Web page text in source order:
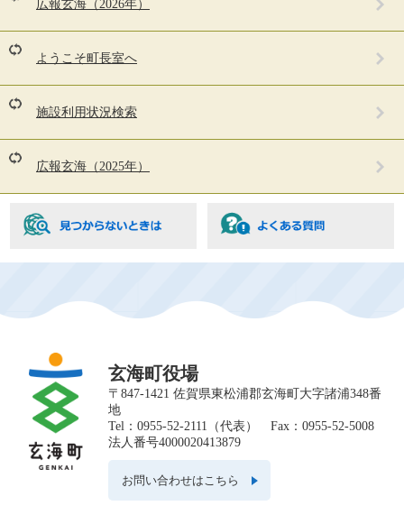
人
は
な
広報玄海（2026年）
ようこそ町長室へ
施設利用状況検索
広報玄海（2025年）
玄海町役場
〒847-1421 佐賀県東松浦郡玄海町大字諸浦348番
地
Tel：0955-52-2111（代表） Fax：0955-52-5008
法人番号4000020413879
お問い合わせはこちら